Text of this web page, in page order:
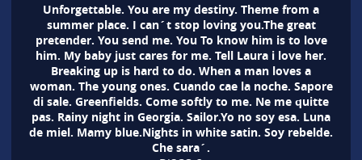
Unforgettable. You are my destiny. Theme from a
summer place. I can´t stop loving you.The great
pretender. You send me. You To know him is to love
him. My baby just cares for me. Tell Laura i love her.
Breaking up is hard to do. When a man loves a
woman. The young ones. Cuando cae la noche. Sapore
di sale. Greenfields. Come softly to me. Ne me quitte
pas. Rainy night in Georgia. Sailor.Yo no soy esa. Luna
de miel. Mamy blue.Nights in white satin. Soy rebelde.
Che sara´.